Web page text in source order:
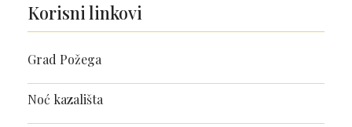
Korisni linkovi
Grad Požega
Noć kazališta